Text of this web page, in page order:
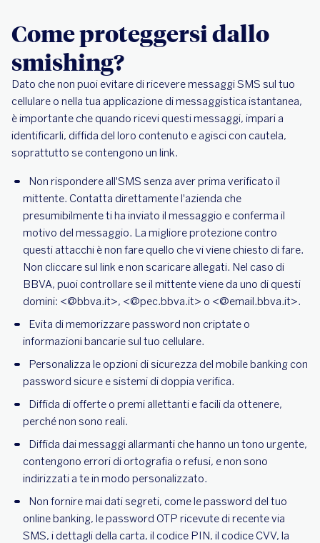
Come proteggersi dallo
smishing?
Dato che non puoi evitare di ricevere messaggi SMS sul tuo
cellulare o nella tua applicazione di messaggistica istantanea,
è importante che quando ricevi questi messaggi, impari a
identificarli, diffida del loro contenuto e agisci con cautela,
soprattutto se contengono un link.
Non rispondere all'SMS senza aver prima verificato il
mittente. Contatta direttamente l'azienda che
presumibilmente ti ha inviato il messaggio e conferma il
motivo del messaggio. La migliore protezione contro
questi attacchi è non fare quello che vi viene chiesto di fare.
Non cliccare sul link e non scaricare allegati. Nel caso di
BBVA, puoi controllare se il mittente viene da uno di questi
domini: <@bbva.it>, <@pec.bbva.it> o <@email.bbva.it>.
Evita di memorizzare password non criptate o
informazioni bancarie sul tuo cellulare.
Personalizza le opzioni di sicurezza del mobile banking con
password sicure e sistemi di doppia verifica.
Diffida di offerte o premi allettanti e facili da ottenere,
perché non sono reali.
Diffida dai messaggi allarmanti che hanno un tono urgente,
contengono errori di ortografia o refusi, e non sono
indirizzati a te in modo personalizzato.
Non fornire mai dati segreti, come le password del tuo
online banking, le password OTP ricevute di recente via
SMS, i dettagli della carta, il codice PIN, il codice CVV, la